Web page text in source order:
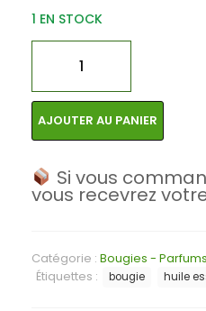
1 EN STOCK
AJOUTER AU PANIER
Si vous
vous recevrez
Catégorie : Bougies -
Étiquettes :
bougie huile